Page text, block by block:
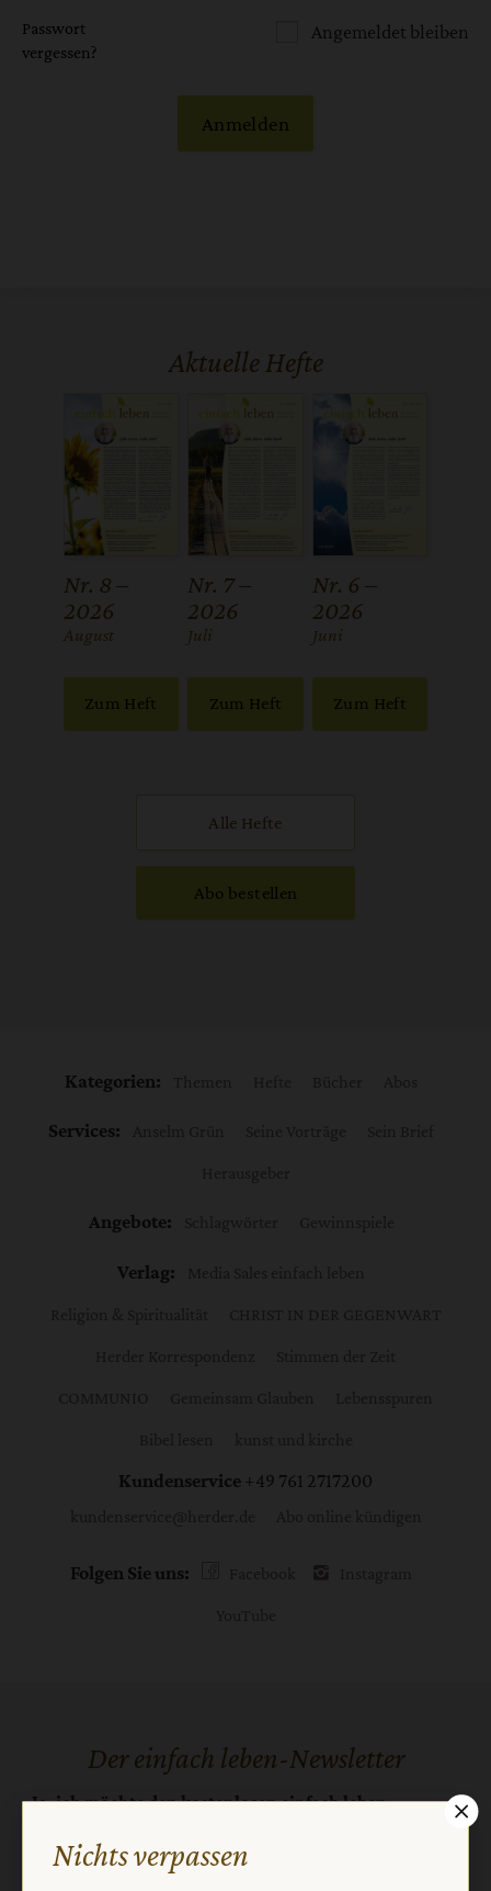
Passwort
vergessen?
Angemeldet bleiben
Anmelden
Aktuelle Hefte
Nr. 8 –
2026
:
August
Zum Heft
Nr. 7 –
2026
:
Juli
Zum Heft
Nr. 6 –
2026
:
Juni
Zum Heft
Alle Hefte
Abo bestellen
Kategorien:
Services:
Angebote:
Verlag:
Kundenservice +49 761 2717200
Folgen Sie uns:
Der einfach leben-Newsletter
Ja, ich möchte den kostenlosen einfach leben-
meiner Kontaktdaten zum Zweck des E-Mail-Marketings
durch den Verlag Herder ein. Den Newsletter oder die E-
Nichts verpassen